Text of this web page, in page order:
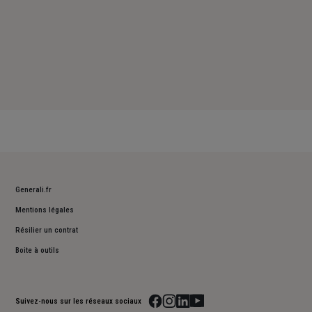
Generali.fr
Mentions légales
Résilier un contrat
Boite à outils
Suivez-nous sur les réseaux sociaux